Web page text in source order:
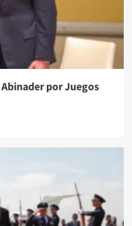
por Juegos